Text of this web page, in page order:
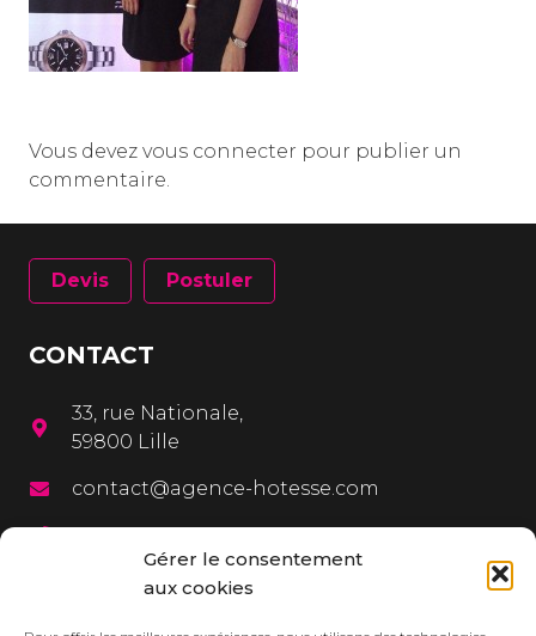
Gérer le consentement
aux cookies
Vous devez vous connecter pour publier un
commentaire.
Devis Postuler
CONTACT
33, rue Nationale,
59800 Lille
contact@agence-hotesse.com
03 20 12 72 65
06 67 92 99 72